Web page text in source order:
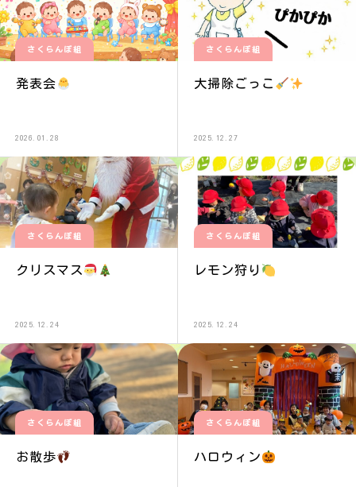
さくらんぼ組
発表会
2026.01.28
さくらんぼ組
大掃除ごっこ
2025.12.27
さくらんぼ組
クリスマス
2025.12.24
さくらんぼ組
レモン狩り
2025.12.24
さくらんぼ組
お散歩
さくらんぼ組
ハロウィン